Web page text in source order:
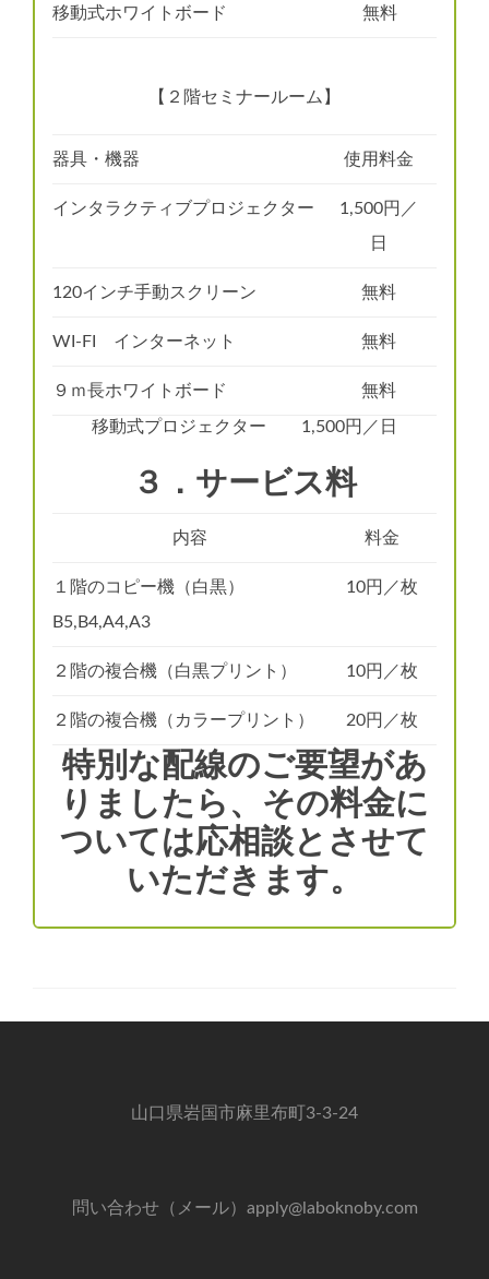
移動式ホワイトボード 無料
【２階セミナールーム】
器具・機器 使用料金
インタラクティブプロジェクター
1,500円／
日
120インチ手動スクリーン 無料
WI-FI インターネット 無料
９ｍ長ホワイトボード 無料
移動式プロジェクター 1,500円／日
３．サービス料
内容 料金
１階のコピー機（白黒）
B5,B4,A4,A3
10円／枚
２階の複合機（白黒プリント） 10円／枚
２階の複合機（カラープリント） 20円／枚
特別な配線のご要望があ
りましたら、その料金に
ついては応相談とさせて
いただきます。
山口県岩国市麻里布町3-3-24
問い合わせ（メール）apply@laboknoby.com